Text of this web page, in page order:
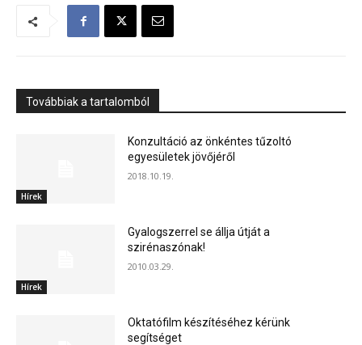
Továbbiak a tartalomból
Hírek
Konzultáció az önkéntes tűzoltó
egyesületek jövőjéről
2018.10.19.
Hírek
Gyalogszerrel se állja útját a
szirénaszónak!
2010.03.29.
Oktatófilm készítéséhez kérünk
segítséget